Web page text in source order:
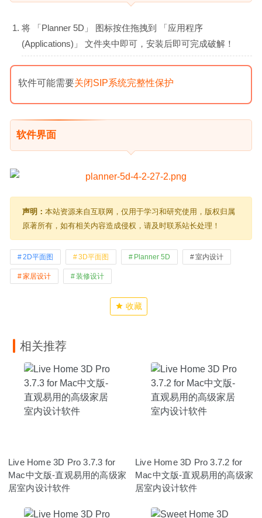
将 「Planner 5D」 图标按住拖拽到 「应用程序
(Applications)」 文件夹中即可，安装后即可完成破解！
软件可能需要关闭SIP系统完整性保护
软件界面
声明： 本站资源来自互联网，仅用于学习和研究使用，版权归属
原著所有，如有相关内容造成侵权，请及时联系站长处理！
2D平面图 3D平面图 Planner 5D 室内设计
家居设计 装修设计
收藏
相关推荐
Live Home 3D Pro 3.7.3 for
Mac中文版-直观易用的高级家
居室内设计软件
Live Home 3D Pro 3.7.2 for
Mac中文版-直观易用的高级家
居室内设计软件